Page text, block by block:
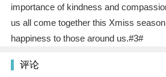
importance of kindness and
us all come together this Xmiss
happiness to those around us.#3#
评论